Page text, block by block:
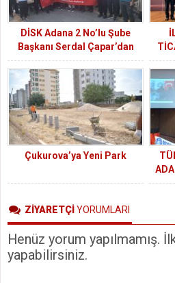
DİSK Adana 2 No’lu Şube
Başkanı Serdal Çapar’dan
Adalet Nöbeti: Zeydan
Karalar’a Destek Sürüyor
Çukurova’ya Yeni Park
ZİYARETÇİYORUMLARI
Henüz yorum yapılmamış.
yapabilirsiniz.